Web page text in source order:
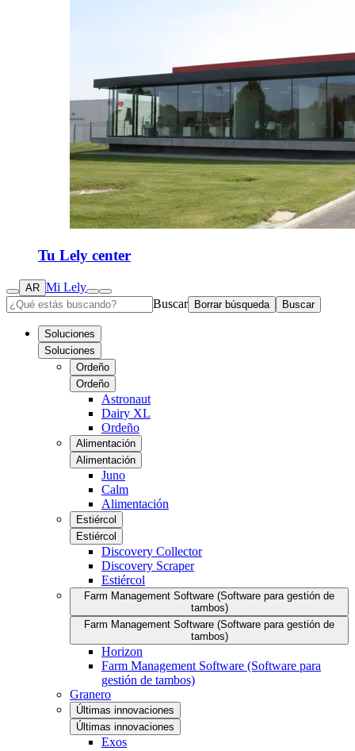
Tu Lely center
AR Mi Lely
Buscar
Borrar búsqueda Buscar
Soluciones
Soluciones
Ordeño
Ordeño
Astronaut
Dairy XL
Ordeño
Alimentación
Alimentación
Juno
Calm
Alimentación
Estiércol
Estiércol
Discovery Collector
Discovery Scraper
Estiércol
Farm Management Software (Software para gestión de
tambos)
Farm Management Software (Software para gestión de
tambos)
Horizon
Farm Management Software (Software para
gestión de tambos)
Granero
Últimas innovaciones
Últimas innovaciones
Exos